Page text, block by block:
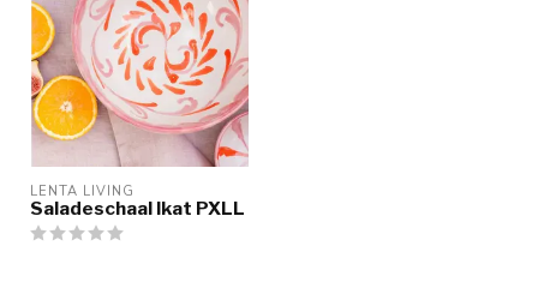
LENTA LIVING
Saladeschaal Ikat PXLL